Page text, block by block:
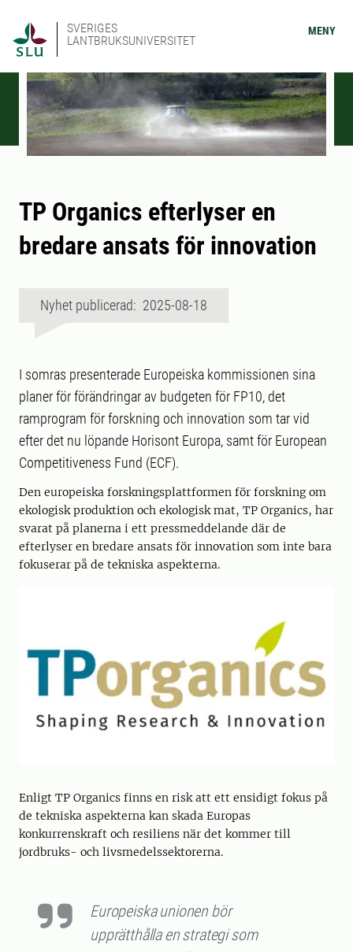
SVERIGES
LANTBRUKSUNIVERSITET
MENY
TP Organics efterlyser en
bredare ansats för innovation
Nyhet publicerad: 2025-08-18
I somras presenterade Europeiska kommissionen sina
planer för förändringar av budgeten för FP10, det
ramprogram för forskning och innovation som tar vid
efter det nu löpande Horisont Europa, samt för European
Competitiveness Fund (ECF).
Den europeiska forskningsplattformen för forskning om
ekologisk produktion och ekologisk mat, TP Organics, har
svarat på planerna i ett pressmeddelande där de
efterlyser en bredare ansats för innovation som inte bara
fokuserar på de tekniska aspekterna.
Enligt TP Organics finns en risk att ett ensidigt fokus på
de tekniska aspekterna kan skada Europas
konkurrenskraft och resiliens när det kommer till
jordbruks- och livsmedelssektorerna.
Europeiska unionen bör
upprätthålla en strategi som